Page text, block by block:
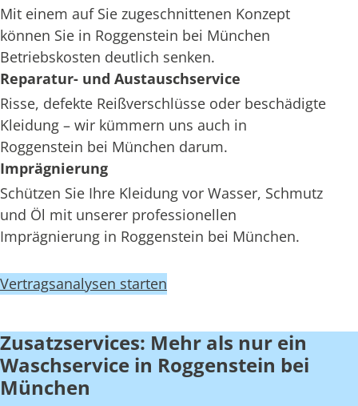
Mit einem auf Sie zugeschnittenen Konzept
können Sie in Roggenstein bei München
Betriebskosten deutlich senken.
Reparatur- und Austauschservice
Risse, defekte Reißverschlüsse oder beschädigte
Kleidung – wir kümmern uns auch in
Roggenstein bei München darum.
Imprägnierung
Schützen Sie Ihre Kleidung vor Wasser, Schmutz
und Öl mit unserer professionellen
Imprägnierung in Roggenstein bei München.
Vertragsanalysen starten
Zusatzservices: Mehr als nur ein
Waschservice in Roggenstein bei
München